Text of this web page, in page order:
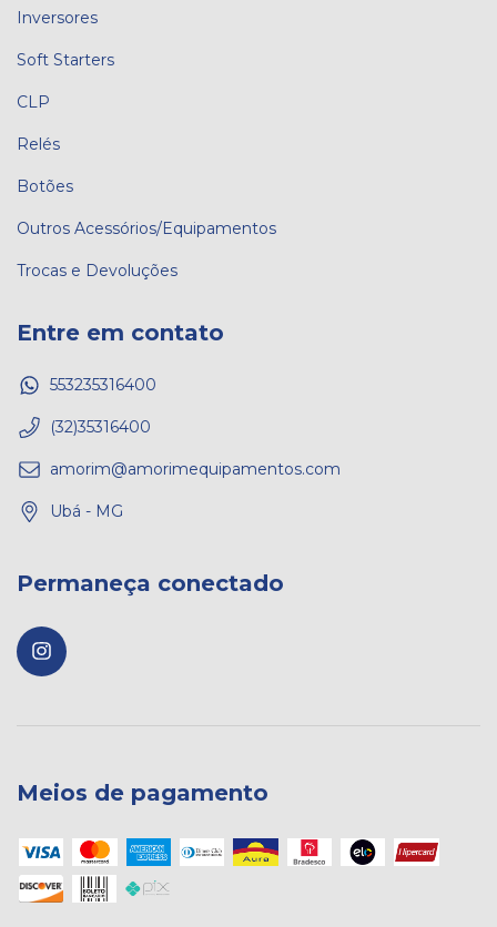
Inversores
Soft Starters
CLP
Relés
Botões
Outros Acessórios/Equipamentos
Trocas e Devoluções
Entre em contato
553235316400
(32)35316400
amorim@amorimequipamentos.com
Ubá - MG
Permaneça conectado
Meios de pagamento